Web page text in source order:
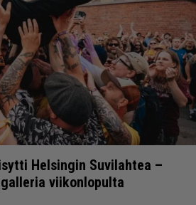
Helsingin Suvilahtea –
viikonlopulta